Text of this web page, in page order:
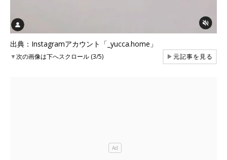
出典：Instagramアカウント「_yucca.home」
▼次の画像は下へスクロール (3/5) ▶元記事を見る